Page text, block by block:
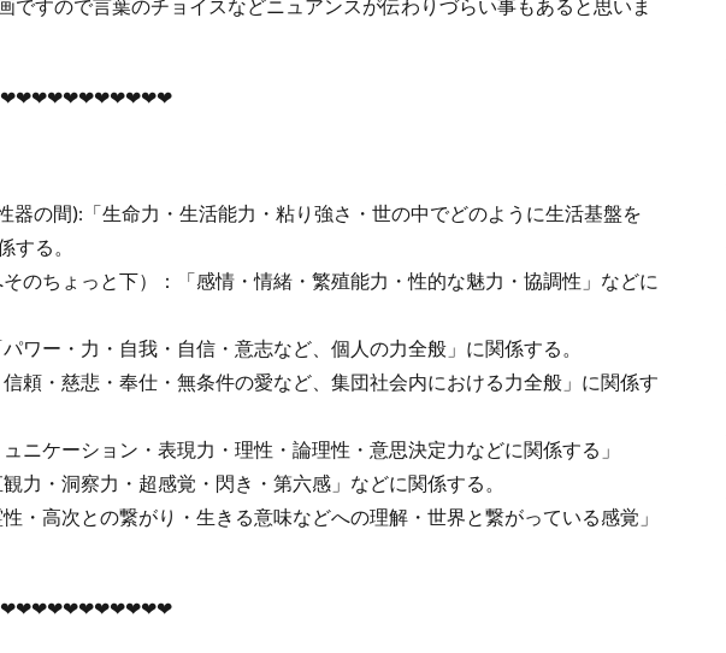
ですので言葉のチョイスなどニュアンスが伝わりづらい事もあると思いま
器の間):「生命力・生活能力・粘り強さ・世の中でどのように生活基盤を
する。
のちょっと下）：「感情・情緒・繁殖能力・性的な魅力・協調性」などに
ワー・力・自我・自信・意志など、個人の力全般」に関係する。
頼・慈悲・奉仕・無条件の愛など、集団社会内における力全般」に関係す
ニケーション・表現力・理性・論理性・意思決定力などに関係する」
力・洞察力・超感覚・閃き・第六感」などに関係する。
・高次との繋がり・生きる意味などへの理解・世界と繋がっている感覚」